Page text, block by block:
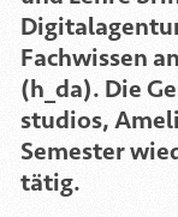
Fachwissen
(h_da). Die
studios,
Semester
tätig.